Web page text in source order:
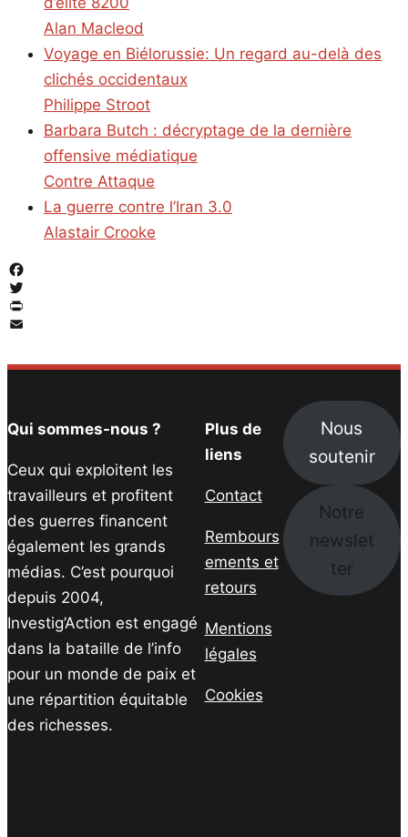
Alan Macleod
Voyage en Biélorussie: Un regard au-delà des
clichés occidentaux
Philippe Stroot
Barbara Butch : décryptage de la dernière
offensive médiatique
Contre Attaque
La guerre contre l’Iran 3.0
Alastair Crooke
Facebook
Twitter
PrintFriendly
Qui sommes-nous ?
Ceux qui exploitent les
travailleurs et profitent
des guerres financent
également les grands
médias. C’est pourquoi
depuis 2004,
Investig’Action est engagé
dans la bataille de l’info
pour un monde de paix et
une répartition équitable
des richesses.
Plus de
liens
Contact
Rembours
ements et
retours
Mentions
légales
Cookies
Nous
soutenir
Notre
newslet
ter